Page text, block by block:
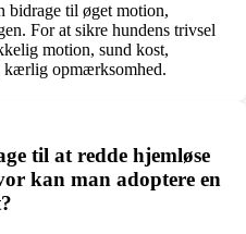
bidrage til øget motion,
For at sikre hundens trivsel
motion, sund kost,
opmærksomhed.
til at redde hjemløse
kan man adoptere en